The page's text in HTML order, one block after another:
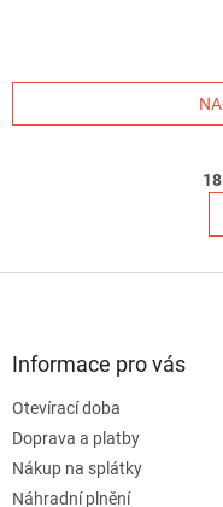
18
Informace pro vás
Otevírací doba
Doprava a platby
Nákup na splátky
Náhradní plnění